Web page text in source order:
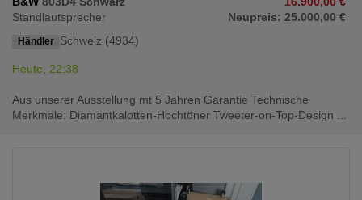
Standlautsprecher
Händler Schweiz (4934)
Neupreis: 25.000,00 €
Heute, 22:38
Aus unserer Ausstellung mt 5 Jahren Garantie Technische
Merkmale: Diamantkalotten-Hochtöner Tweeter-on-Top-Design ...